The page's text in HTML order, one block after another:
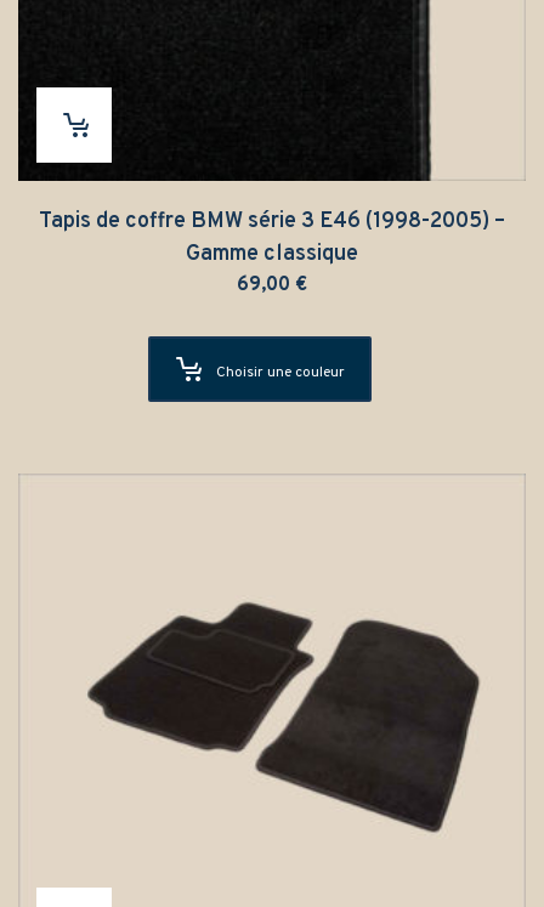
Tapis de coffre BMW série 3 E46 (1998-2005) –
Gamme classique
69,00 €
Choisir une couleur